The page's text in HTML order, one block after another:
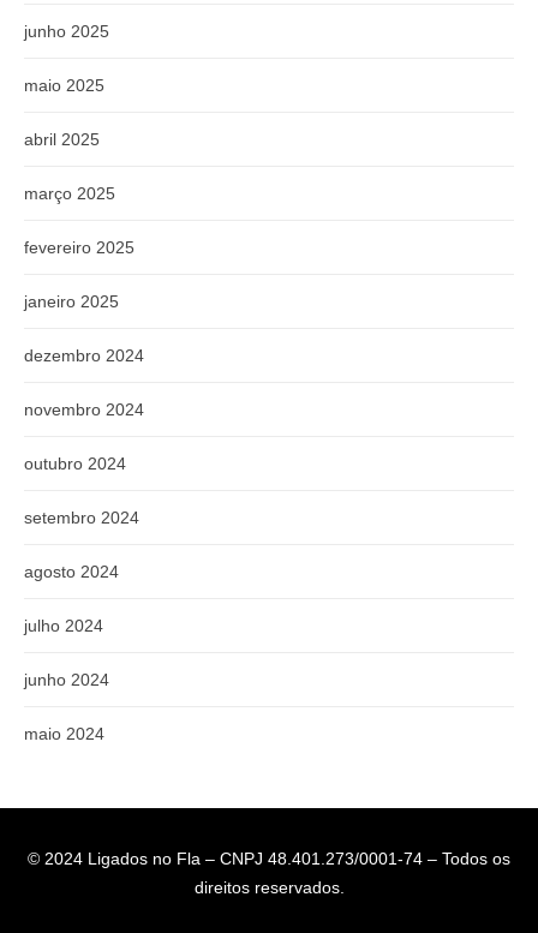
junho 2025
maio 2025
abril 2025
março 2025
fevereiro 2025
janeiro 2025
dezembro 2024
novembro 2024
outubro 2024
setembro 2024
agosto 2024
julho 2024
junho 2024
maio 2024
© 2024 Ligados no Fla – CNPJ 48.401.273/0001-74 – Todos os
direitos reservados.